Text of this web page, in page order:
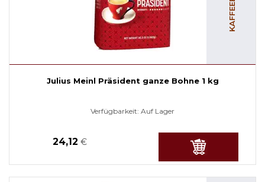
Julius Meinl Präsident ganze Bohne 1 kg
Verfügbarkeit: Auf Lager
24,12 €